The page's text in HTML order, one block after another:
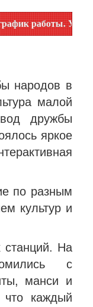
время
народов в
малой
дружбы
яркое
по разным
культур и
станций. На
с
манси и
что каждый